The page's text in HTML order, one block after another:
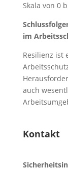
Skala von 0
im
Resilienz ist
auch
Kontakt